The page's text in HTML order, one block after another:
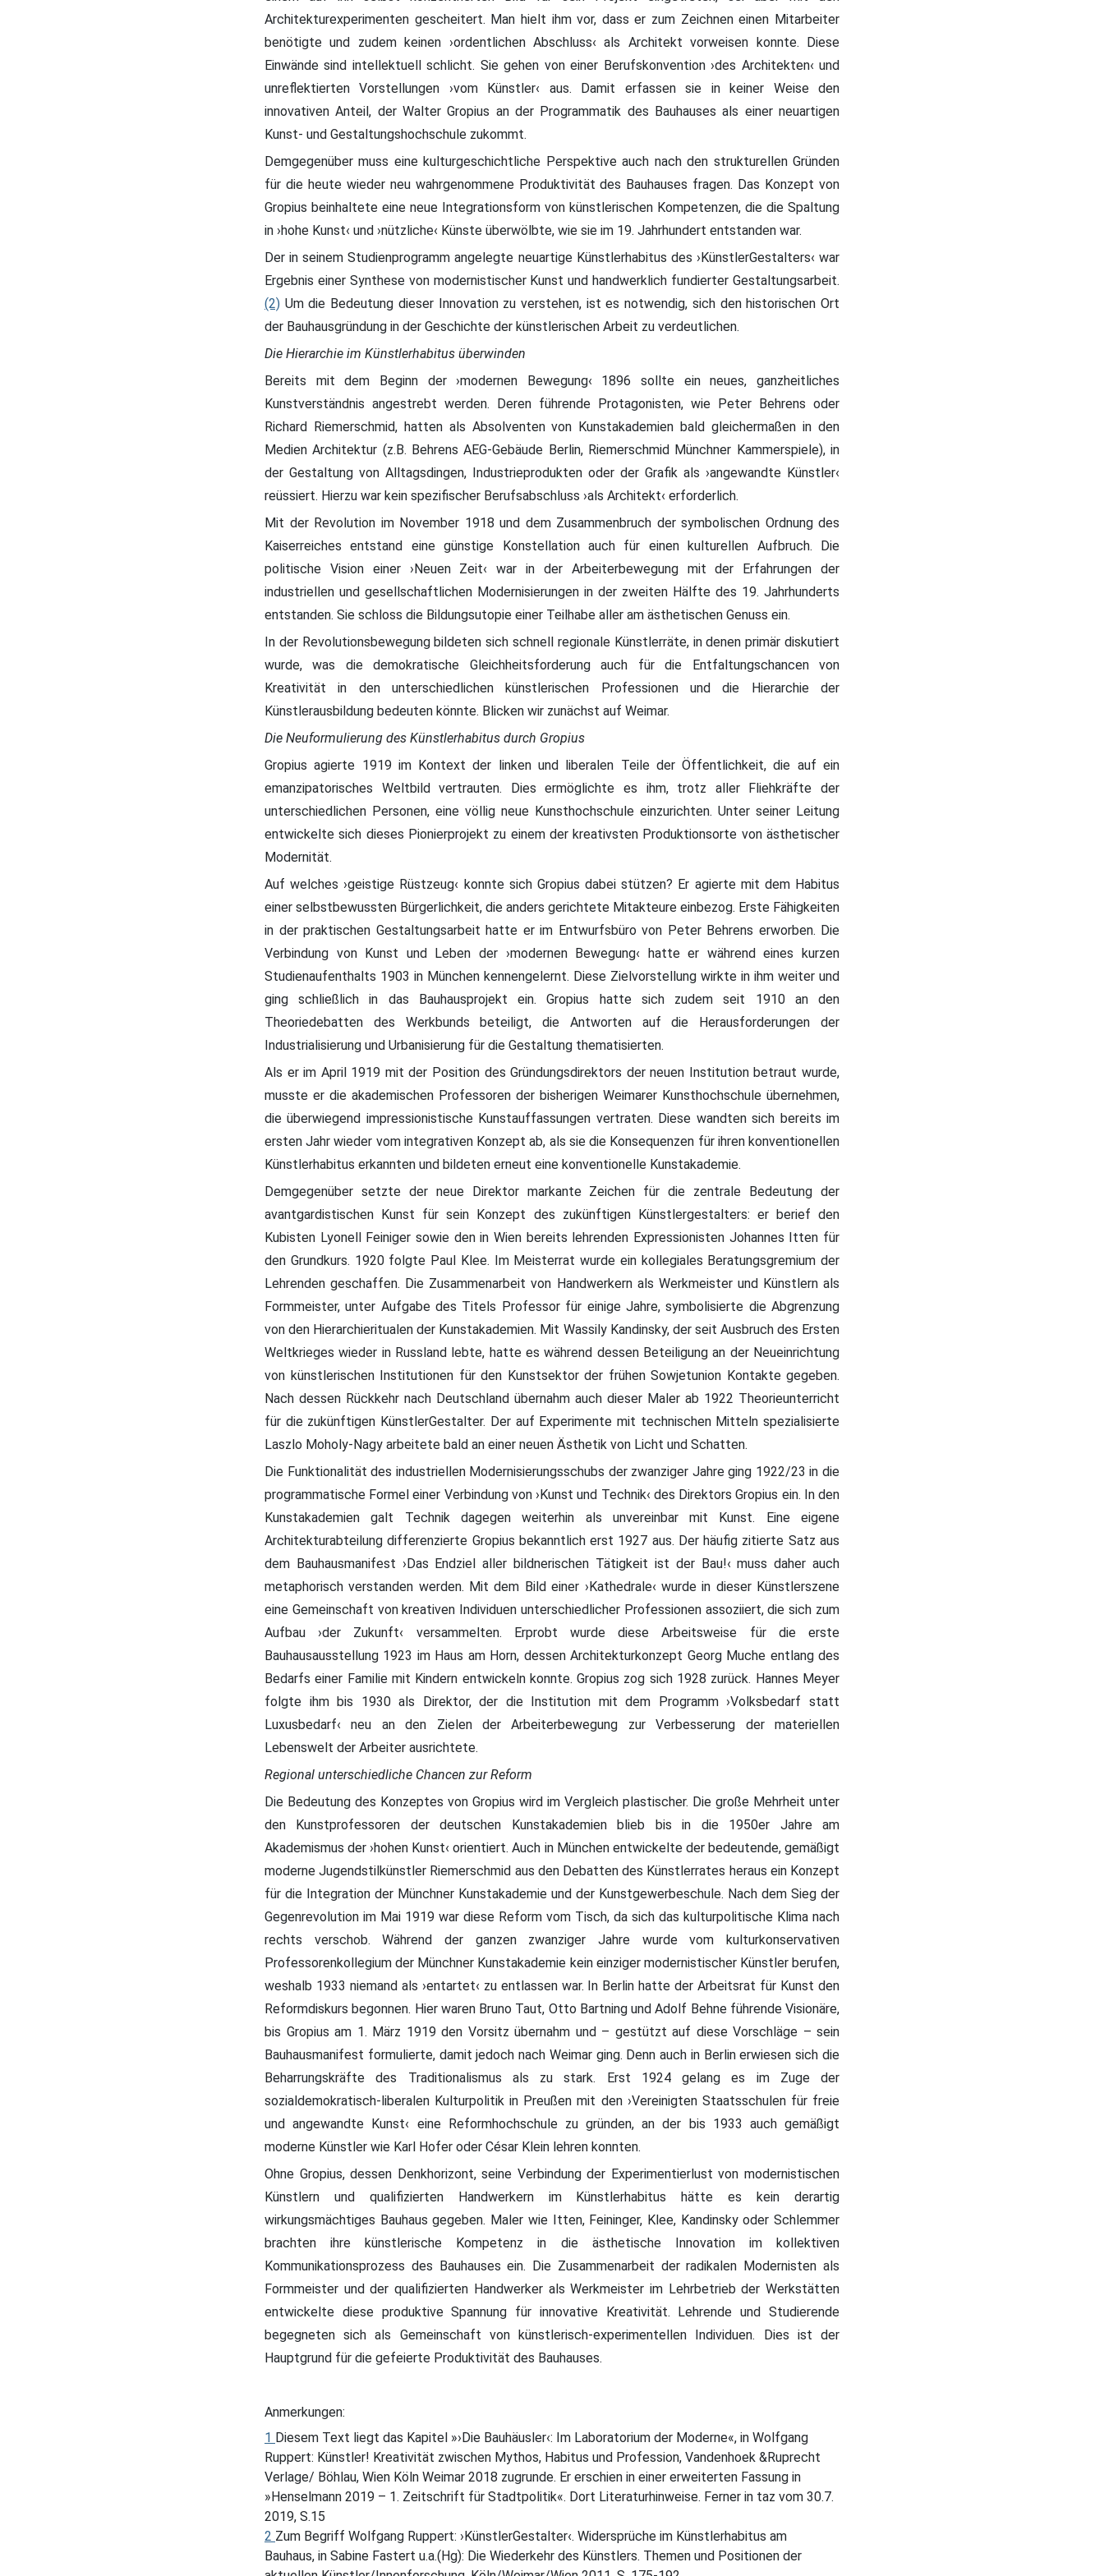
Architekturexperimenten gescheitert. Man hielt ihm vor, dass er zum Zeichnen einen Mitarbeiter
benötigte und zudem keinen ›ordentlichen Abschluss‹ als Architekt vorweisen konnte. Diese
Einwände sind intellektuell schlicht. Sie gehen von einer Berufskonvention ›des Architekten‹ und
unreflektierten Vorstellungen ›vom Künstler‹ aus. Damit erfassen sie in keiner Weise den
innovativen Anteil, der Walter Gropius an der Programmatik des Bauhauses als einer neuartigen
Kunst- und Gestaltungshochschule zukommt.
Demgegenüber muss eine kulturgeschichtliche Perspektive auch nach den strukturellen Gründen
für die heute wieder neu wahrgenommene Produktivität des Bauhauses fragen. Das Konzept von
Gropius beinhaltete eine neue Integrationsform von künstlerischen Kompetenzen, die die Spaltung
in ›hohe Kunst‹ und ›nützliche‹ Künste überwölbte, wie sie im 19. Jahrhundert entstanden war.
Der in seinem Studienprogramm angelegte neuartige Künstlerhabitus des ›KünstlerGestalters‹ war
Ergebnis einer Synthese von modernistischer Kunst und handwerklich fundierter Gestaltungsarbeit.
(2) Um die Bedeutung dieser Innovation zu verstehen, ist es notwendig, sich den historischen Ort
der Bauhausgründung in der Geschichte der künstlerischen Arbeit zu verdeutlichen.
Die Hierarchie im Künstlerhabitus überwinden
Bereits mit dem Beginn der ›modernen Bewegung‹ 1896 sollte ein neues, ganzheitliches
Kunstverständnis angestrebt werden. Deren führende Protagonisten, wie Peter Behrens oder
Richard Riemerschmid, hatten als Absolventen von Kunstakademien bald gleichermaßen in den
Medien Architektur (z.B. Behrens AEG-Gebäude Berlin, Riemerschmid Münchner Kammerspiele), in
der Gestaltung von Alltagsdingen, Industrieprodukten oder der Grafik als ›angewandte Künstler‹
reüssiert. Hierzu war kein spezifischer Berufsabschluss ›als Architekt‹ erforderlich.
Mit der Revolution im November 1918 und dem Zusammenbruch der symbolischen Ordnung des
Kaiserreiches entstand eine günstige Konstellation auch für einen kulturellen Aufbruch. Die
politische Vision einer ›Neuen Zeit‹ war in der Arbeiterbewegung mit der Erfahrungen der
industriellen und gesellschaftlichen Modernisierungen in der zweiten Hälfte des 19. Jahrhunderts
entstanden. Sie schloss die Bildungsutopie einer Teilhabe aller am ästhetischen Genuss ein.
In der Revolutionsbewegung bildeten sich schnell regionale Künstlerräte, in denen primär diskutiert
wurde, was die demokratische Gleichheitsforderung auch für die Entfaltungschancen von
Kreativität in den unterschiedlichen künstlerischen Professionen und die Hierarchie der
Künstlerausbildung bedeuten könnte. Blicken wir zunächst auf Weimar.
Die Neuformulierung des Künstlerhabitus durch Gropius
Gropius agierte 1919 im Kontext der linken und liberalen Teile der Öffentlichkeit, die auf ein
emanzipatorisches Weltbild vertrauten. Dies ermöglichte es ihm, trotz aller Fliehkräfte der
unterschiedlichen Personen, eine völlig neue Kunsthochschule einzurichten. Unter seiner Leitung
entwickelte sich dieses Pionierprojekt zu einem der kreativsten Produktionsorte von ästhetischer
Modernität.
Auf welches ›geistige Rüstzeug‹ konnte sich Gropius dabei stützen? Er agierte mit dem Habitus
einer selbstbewussten Bürgerlichkeit, die anders gerichtete Mitakteure einbezog. Erste Fähigkeiten
in der praktischen Gestaltungsarbeit hatte er im Entwurfsbüro von Peter Behrens erworben. Die
Verbindung von Kunst und Leben der ›modernen Bewegung‹ hatte er während eines kurzen
Studienaufenthalts 1903 in München kennengelernt. Diese Zielvorstellung wirkte in ihm weiter und
ging schließlich in das Bauhausprojekt ein. Gropius hatte sich zudem seit 1910 an den
Theoriedebatten des Werkbunds beteiligt, die Antworten auf die Herausforderungen der
Industrialisierung und Urbanisierung für die Gestaltung thematisierten.
Als er im April 1919 mit der Position des Gründungsdirektors der neuen Institution betraut wurde,
musste er die akademischen Professoren der bisherigen Weimarer Kunsthochschule übernehmen,
die überwiegend impressionistische Kunstauffassungen vertraten. Diese wandten sich bereits im
ersten Jahr wieder vom integrativen Konzept ab, als sie die Konsequenzen für ihren konventionellen
Künstlerhabitus erkannten und bildeten erneut eine konventionelle Kunstakademie.
Demgegenüber setzte der neue Direktor markante Zeichen für die zentrale Bedeutung der
avantgardistischen Kunst für sein Konzept des zukünftigen Künstlergestalters: er berief den
Kubisten Lyonell Feiniger sowie den in Wien bereits lehrenden Expressionisten Johannes Itten für
den Grundkurs. 1920 folgte Paul Klee. Im Meisterrat wurde ein kollegiales Beratungsgremium der
Lehrenden geschaffen. Die Zusammenarbeit von Handwerkern als Werkmeister und Künstlern als
Formmeister, unter Aufgabe des Titels Professor für einige Jahre, symbolisierte die Abgrenzung
von den Hierarchieritualen der Kunstakademien. Mit Wassily Kandinsky, der seit Ausbruch des Ersten
Weltkrieges wieder in Russland lebte, hatte es während dessen Beteiligung an der Neueinrichtung
von künstlerischen Institutionen für den Kunstsektor der frühen Sowjetunion Kontakte gegeben.
Nach dessen Rückkehr nach Deutschland übernahm auch dieser Maler ab 1922 Theorieunterricht
für die zukünftigen KünstlerGestalter. Der auf Experimente mit technischen Mitteln spezialisierte
Laszlo Moholy-Nagy arbeitete bald an einer neuen Ästhetik von Licht und Schatten.
Die Funktionalität des industriellen Modernisierungsschubs der zwanziger Jahre ging 1922/23 in die
programmatische Formel einer Verbindung von ›Kunst und Technik‹ des Direktors Gropius ein. In den
Kunstakademien galt Technik dagegen weiterhin als unvereinbar mit Kunst. Eine eigene
Architekturabteilung differenzierte Gropius bekanntlich erst 1927 aus. Der häufig zitierte Satz aus
dem Bauhausmanifest ›Das Endziel aller bildnerischen Tätigkeit ist der Bau!‹ muss daher auch
metaphorisch verstanden werden. Mit dem Bild einer ›Kathedrale‹ wurde in dieser Künstlerszene
eine Gemeinschaft von kreativen Individuen unterschiedlicher Professionen assoziiert, die sich zum
Aufbau ›der Zukunft‹ versammelten. Erprobt wurde diese Arbeitsweise für die erste
Bauhausausstellung 1923 im Haus am Horn, dessen Architekturkonzept Georg Muche entlang des
Bedarfs einer Familie mit Kindern entwickeln konnte. Gropius zog sich 1928 zurück. Hannes Meyer
folgte ihm bis 1930 als Direktor, der die Institution mit dem Programm ›Volksbedarf statt
Luxusbedarf‹ neu an den Zielen der Arbeiterbewegung zur Verbesserung der materiellen
Lebenswelt der Arbeiter ausrichtete.
Regional unterschiedliche Chancen zur Reform
Die Bedeutung des Konzeptes von Gropius wird im Vergleich plastischer. Die große Mehrheit unter
den Kunstprofessoren der deutschen Kunstakademien blieb bis in die 1950er Jahre am
Akademismus der ›hohen Kunst‹ orientiert. Auch in München entwickelte der bedeutende, gemäßigt
moderne Jugendstilkünstler Riemerschmid aus den Debatten des Künstlerrates heraus ein Konzept
für die Integration der Münchner Kunstakademie und der Kunstgewerbeschule. Nach dem Sieg der
Gegenrevolution im Mai 1919 war diese Reform vom Tisch, da sich das kulturpolitische Klima nach
rechts verschob. Während der ganzen zwanziger Jahre wurde vom kulturkonservativen
Professorenkollegium der Münchner Kunstakademie kein einziger modernistischer Künstler berufen,
weshalb 1933 niemand als ›entartet‹ zu entlassen war. In Berlin hatte der Arbeitsrat für Kunst den
Reformdiskurs begonnen. Hier waren Bruno Taut, Otto Bartning und Adolf Behne führende Visionäre,
bis Gropius am 1. März 1919 den Vorsitz übernahm und – gestützt auf diese Vorschläge – sein
Bauhausmanifest formulierte, damit jedoch nach Weimar ging. Denn auch in Berlin erwiesen sich die
Beharrungskräfte des Traditionalismus als zu stark. Erst 1924 gelang es im Zuge der
sozialdemokratisch-liberalen Kulturpolitik in Preußen mit den ›Vereinigten Staatsschulen für freie
und angewandte Kunst‹ eine Reformhochschule zu gründen, an der bis 1933 auch gemäßigt
moderne Künstler wie Karl Hofer oder César Klein lehren konnten.
Ohne Gropius, dessen Denkhorizont, seine Verbindung der Experimentierlust von modernistischen
Künstlern und qualifizierten Handwerkern im Künstlerhabitus hätte es kein derartig
wirkungsmächtiges Bauhaus gegeben. Maler wie Itten, Feininger, Klee, Kandinsky oder Schlemmer
brachten ihre künstlerische Kompetenz in die ästhetische Innovation im kollektiven
Kommunikationsprozess des Bauhauses ein. Die Zusammenarbeit der radikalen Modernisten als
Formmeister und der qualifizierten Handwerker als Werkmeister im Lehrbetrieb der Werkstätten
entwickelte diese produktive Spannung für innovative Kreativität. Lehrende und Studierende
begegneten sich als Gemeinschaft von künstlerisch-experimentellen Individuen. Dies ist der
Hauptgrund für die gefeierte Produktivität des Bauhauses.
Anmerkungen:
1 Diesem Text liegt das Kapitel »›Die Bauhäusler‹: Im Laboratorium der Moderne«, in Wolfgang
Ruppert: Künstler! Kreativität zwischen Mythos, Habitus und Profession, Vandenhoek &Ruprecht
Verlage/ Böhlau, Wien Köln Weimar 2018 zugrunde. Er erschien in einer erweiterten Fassung in
»Henselmann 2019 – 1. Zeitschrift für Stadtpolitik«. Dort Literaturhinweise. Ferner in taz vom 30.7.
2019, S.15
2 Zum Begriff Wolfgang Ruppert: ›KünstlerGestalter‹. Widersprüche im Künstlerhabitus am
Bauhaus, in Sabine Fastert u.a.(Hg): Die Wiederkehr des Künstlers. Themen und Positionen der